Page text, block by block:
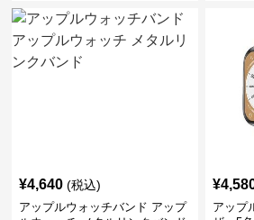
¥4,640 (税込)
アップルウォッチバンド アップ
¥
アップ